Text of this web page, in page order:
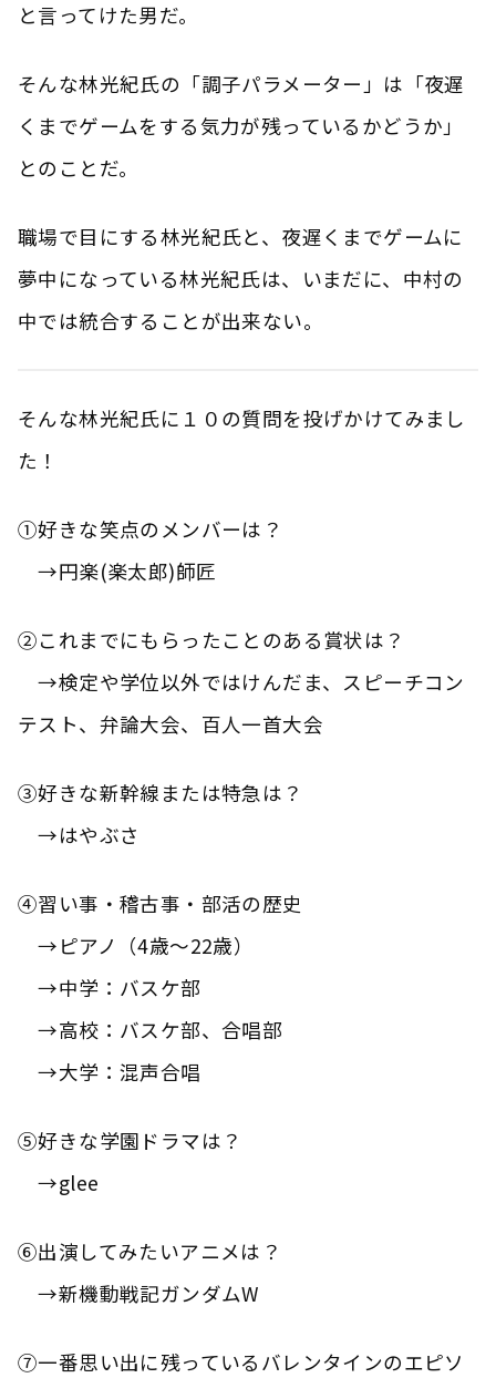
と言ってけた男だ。
そんな林光紀氏の「調子パラメーター」は「夜遅
くまでゲームをする気力が残っているかどうか」
とのことだ。
職場で目にする林光紀氏と、夜遅くまでゲームに
夢中になっている林光紀氏は、いまだに、中村の
中では統合することが出来ない。
そんな林光紀氏に１０の質問を投げかけてみまし
た！
①好きな笑点のメンバーは？
→円楽(楽太郎)師匠
②これまでにもらったことのある賞状は？
→検定や学位以外ではけんだま、スピーチコン
テスト、弁論大会、百人一首大会
③好きな新幹線または特急は？
→はやぶさ
④習い事・稽古事・部活の歴史
→ピアノ（4歳～22歳）
→中学：バスケ部
→高校：バスケ部、合唱部
→大学：混声合唱
⑤好きな学園ドラマは？
→glee
⑥出演してみたいアニメは？
→新機動戦記ガンダムW
⑦一番思い出に残っているバレンタインのエピソ